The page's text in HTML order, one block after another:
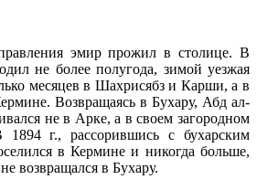
эмир прожил в столице. В
не более полугода, зимой уезжая
месяцев в Шахрисябз и Карши, а в
Возвращаясь в Бухару, Абд ал-
не в Арке, а в своем загородном
г., рассорившись с бухарским
в Кермине и никогда больше,
возвращался в Бухару.